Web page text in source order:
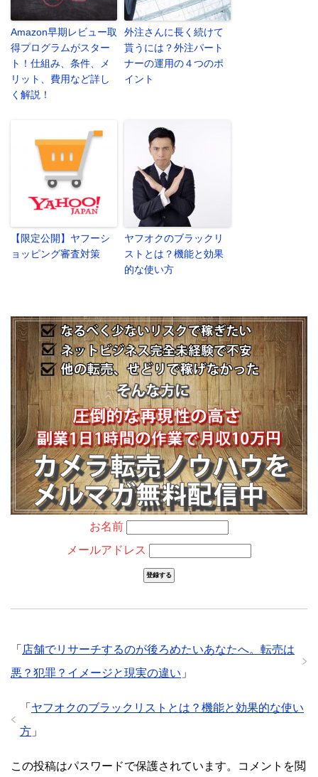
Amazon早期レビュー取
得プログラムがスター
ト！仕組み、条件、メ
リット、費用など詳し
く解説！
外注さんに長く続けて
貰うには？外注パート
ナーの運用の４つのポ
イント
【限定公開】ヤフーシ
ョッピング審査対策
ヤフオクのブラックリ
ストとは？機能と効果
的な使い方
お名前
メールアドレス
「 店舗でリサーチするのが後ろめたいあなたへ。転売は
悪？犯罪？イメージと現実の違い 」
「 ヤフオクのブラックリストとは？機能と効果的な使い
方 」
この投稿はパスワードで保護されています。コメントを閲